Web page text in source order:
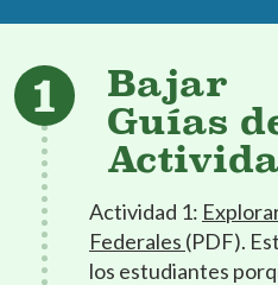
Bajar
Guías
Actividad 1:
Federales (PDF).
los estudiantes